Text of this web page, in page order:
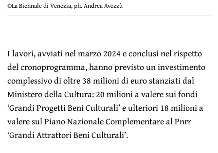
©La Biennale di Venezia, ph. Andrea Avezzù
I lavori, avviati nel marzo 2024 e conclusi nel rispetto
del cronoprogramma, hanno previsto un investimento
complessivo di oltre 38 milioni di euro stanziati dal
Ministero della Cultura: 20 milioni a valere sui fondi
‘Grandi Progetti Beni Culturali’ e ulteriori 18 milioni a
valere sul Piano Nazionale Complementare al Pnrr
‘Grandi Attrattori Beni Culturali’.